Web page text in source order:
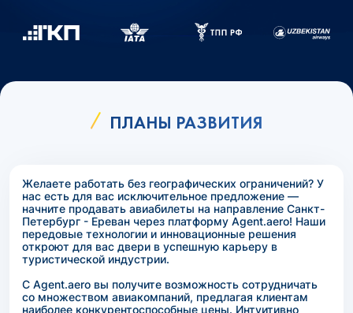
ПЛАНЫ РАЗВИТИЯ
Желаете работать без географических ограничений? У
нас есть для вас исключительное предложение —
начните продавать авиабилеты на направление Санкт-
Петербург - Ереван через платформу Agent.aero! Наши
передовые технологии и инновационные решения
откроют для вас двери в успешную карьеру в
туристической индустрии.
С Agent.aero вы получите возможность сотрудничать
со множеством авиакомпаний, предлагая клиентам
наиболее конкурентоспособные цены. Интуитивно